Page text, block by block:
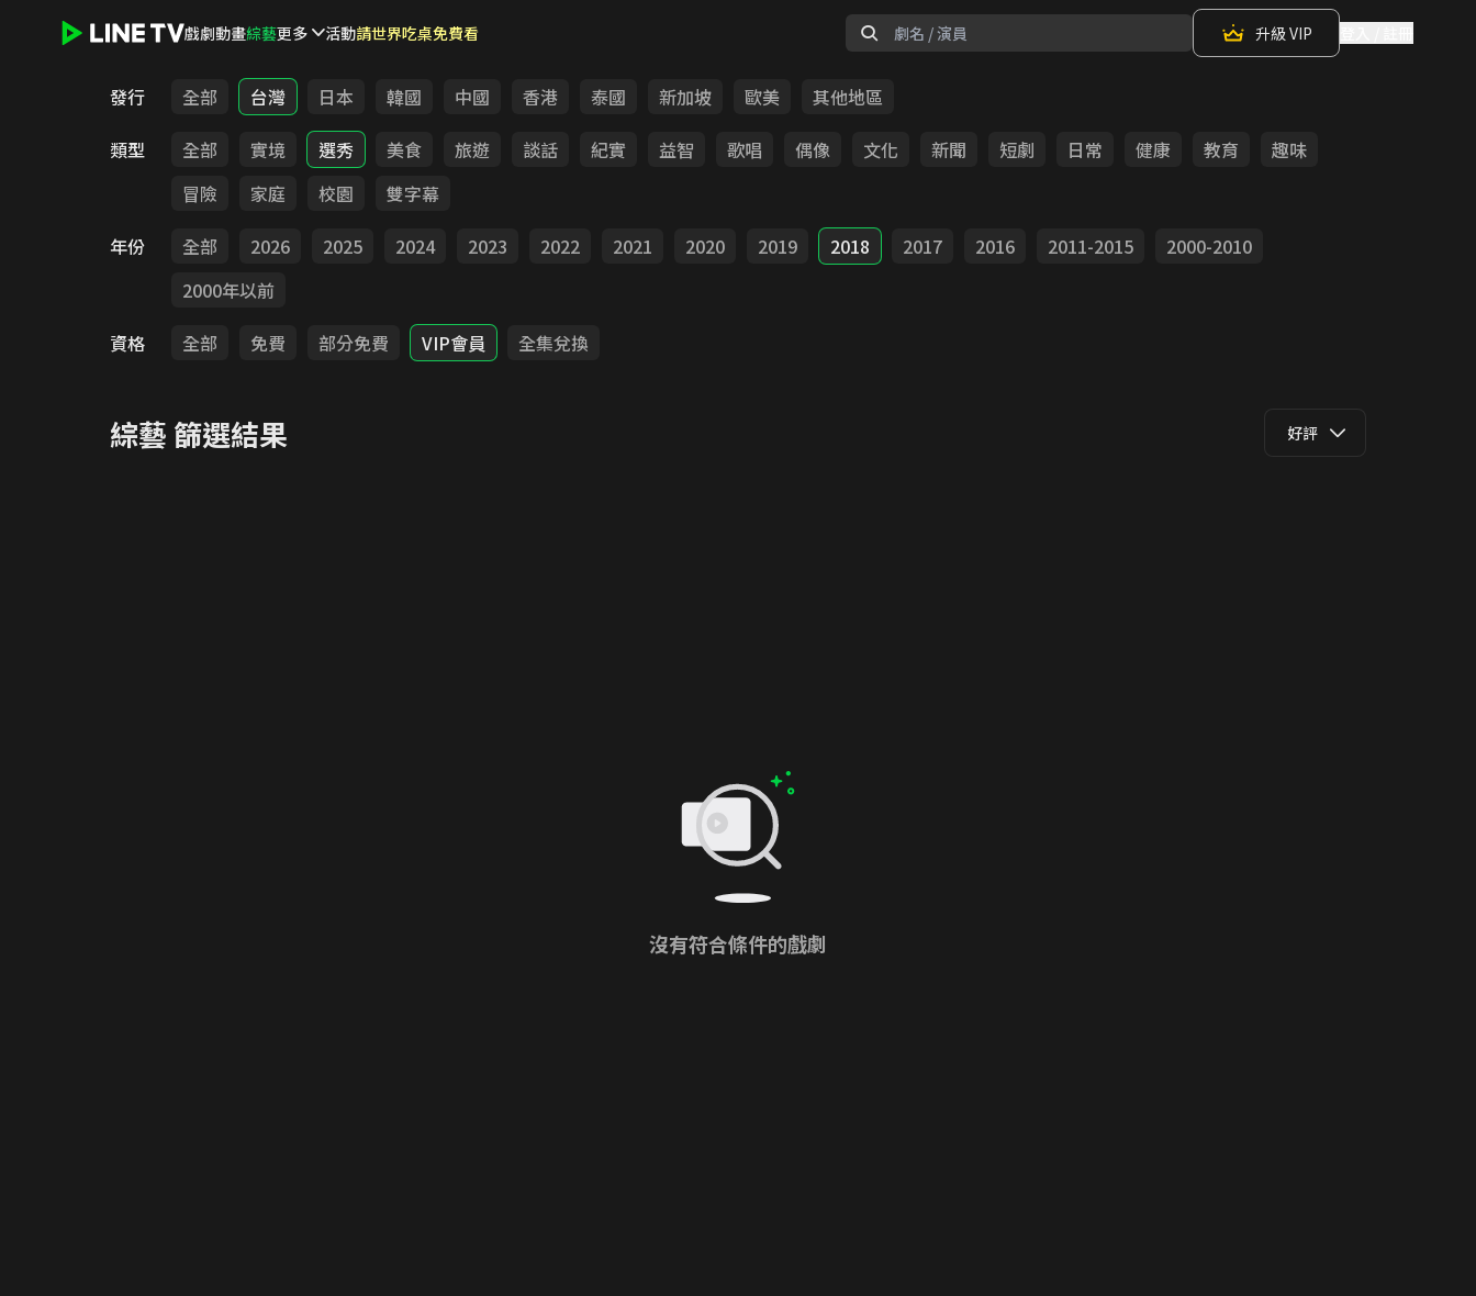
戲劇動畫綜藝更多 活動請世界吃桌免費看 升級 VIP
發行 全部 台灣 日本 韓國 中國 香港 泰國 新加坡 歐美
其他地區
類型
全部 實境 選秀 美食 旅遊 談話 紀實 益智 歌唱 偶像 文化 新聞 短劇 日常 健康 教育
趣味
冒險
家庭 校園
雙字幕
年份
全部 2026 2025 2024 2023 2022 2021 2020 2019 2018 2017 2016 2011-2015
2000-2010
2000年以前
資格
全部 免費 部分免費 VIP會員 全集兌換
綜藝 篩選結果 好評
沒有符合條件的戲劇